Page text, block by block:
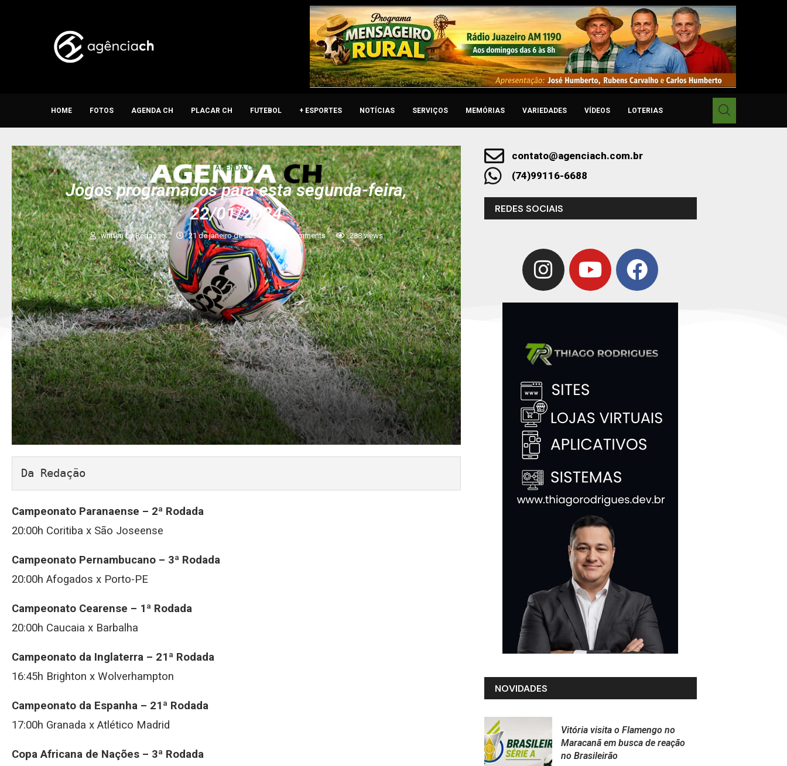
HOME FOTOS AGENDA CH PLACAR CH FUTEBOL + ESPORTES NOTÍCIAS SERVIÇOS MEMÓRIAS VARIEDADES VÍDEOS LOTERIAS
AGENDA CH
Jogos programados para esta segunda-feira,
22/01/2024
written byRedação 21 de janeiro de 2024 0 comments 288views
Da Redação
Campeonato Paranaense – 2ª Rodada
20:00h Coritiba x São Joseense
Campeonato Pernambucano – 3ª Rodada
20:00h Afogados x Porto-PE
Campeonato Cearense – 1ª Rodada
20:00h Caucaia x Barbalha
Campeonato da Inglaterra – 21ª Rodada
16:45h Brighton x Wolverhampton
Campeonato da Espanha – 21ª Rodada
17:00h Granada x Atlético Madrid
Copa Africana de Nações – 3ª Rodada
contato@agenciach.com.br
(74)99116-6688
REDES SOCIAIS
NOVIDADES
Vitória visita o Flamengo no
Maracanã em busca de reação
no Brasileirão